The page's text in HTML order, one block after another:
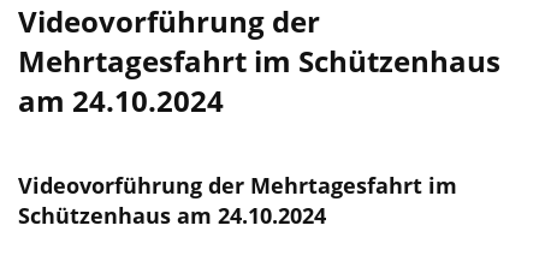
Videovorführung der
Mehrtagesfahrt im Schützenhaus
am 24.10.2024
Videovorführung der Mehrtagesfahrt im
Schützenhaus am 24.10.2024